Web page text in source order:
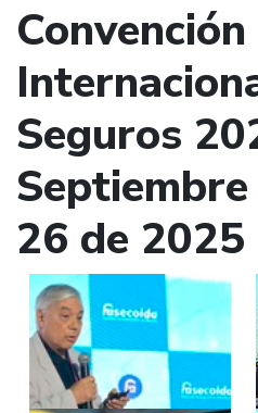
Convención
Seguros
26 de 2025